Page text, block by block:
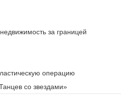
за границей
операцию
со звездами»